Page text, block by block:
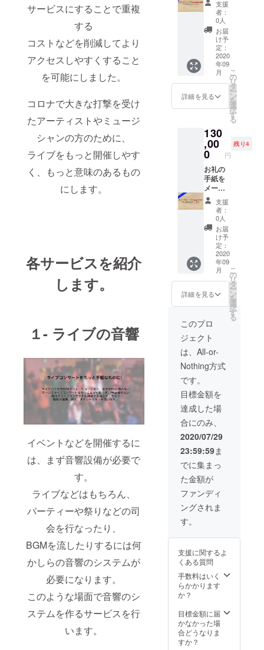
サービスにすることで重複
する
コストなどを削減してより
アクセスしやすくすること
を可能にしました。
コロナで大きな打撃を受け
たアーティストやミュージ
シャンの方のために、
ライブをもっと開催しやす
く、もっと意味のあるもの
にします。
各サービスを紹介
します。
１- ライブの音響
イベントなどを開催するに
は、まず音響設備が必要で
す。
ライブなどはもちろん、
パーティーや祭りなどの司
会を行なったり、
BGMを流したりするには何
かしらの音響のシステムが
必要になります。
このような場面で音響のシ
ステムを作るサービスを行
います。
後の予
定や計
画、さ
らなる
詳細な
どをお
伝えす
るイベ
ントに
招待し
ます。
予定で
す。
りしま
す！
２ヶ月
間サー
ビスの
使い放
題でき
る券を
お送り
しま
す。
関東エ
リアで
行いま
す。）
また、
プロ
ジェク
トの今
後の予
定や計
画、さ
らなる
詳細な
どをお
伝えす
るイベ
ントに
招待し
ます。
に開催
予定で
す。
支援
者：
0人
お届
け予
定：
2020
年09
月
詳細を見る
こ
の
リ
タ
ー
ン
を
選
択
す
る
130
,00
0 円
残り4
お礼の
手紙を
メール
でお送
りしま
す！ 私
たちの
サービ
スを３
回ご利
用でき
る券を
お送り
しま
す！
ビスは
関東エ
リアで
行いま
す。）
また、
トの今
後の予
定や計
画、さ
らなる
詳細な
どをお
伝えす
るイベ
ントに
招待し
ます。
９月頃
す。
支援
者：
0人
お届
け予
定：
2020
年09
月
詳細を見る
こ
の
リ
タ
ー
ン
を
選
択
す
る
このプロ
ジェクト
は、All-or-
Nothing方式
です。
目標金額を
達成した場
合にのみ、
2020/07/29
23:59:59ま
でに集まっ
た金額が
ファンディ
ングされま
す。
支援に関するよ
くある質問
手数料はいく
らかかります
か？
目標金額に届
かなかった場
合どうなりま
すか？